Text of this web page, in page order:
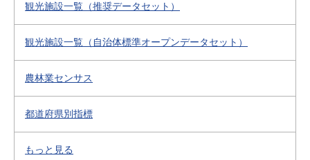
観光施設一覧（推奨データセット）
観光施設一覧（自治体標準オープンデータセット）
農林業センサス
都道府県別指標
もっと見る